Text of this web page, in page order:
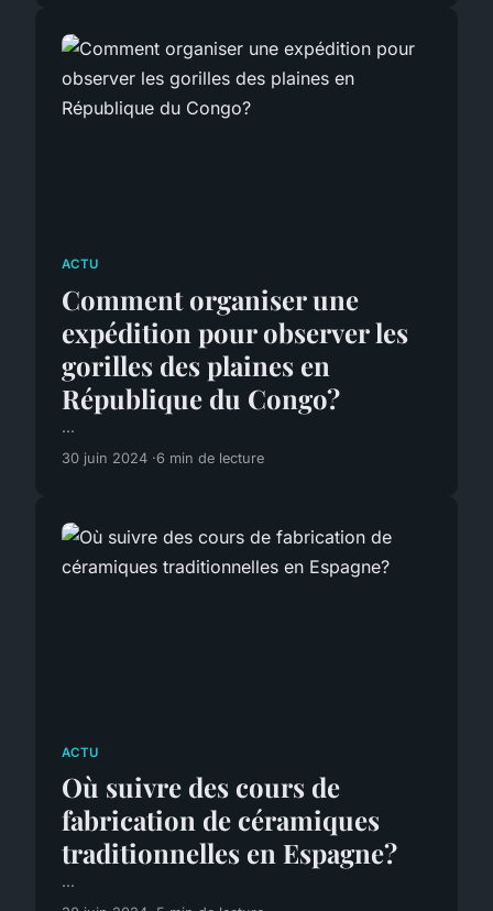
ACTU
Comment organiser une
expédition pour observer les
gorilles des plaines en
République du Congo?
...
30 juin 2024 6 min de lecture
ACTU
Où suivre des cours de
fabrication de céramiques
traditionnelles en Espagne?
...